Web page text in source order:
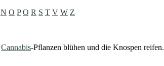
N O P Q R S T V W Z
Cannabis-Pflanzen blühen und die Knospen reifen.